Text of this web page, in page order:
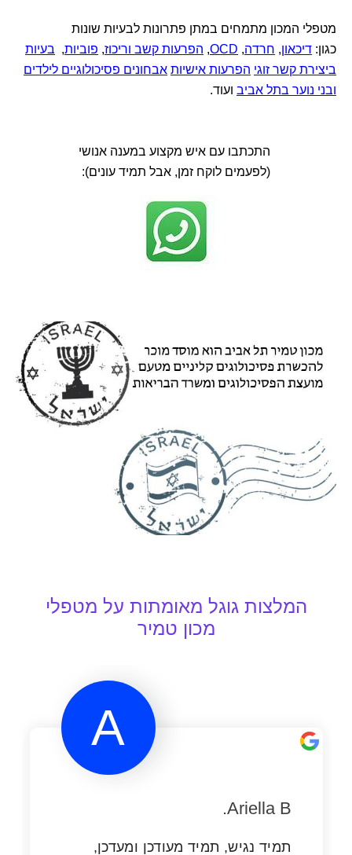
מטפלי המכון מתמחים במתן פתרונות לבעיות שונות
כגון: דיכאון, חרדה,
OCD
, הפרעות קשב וריכוז, פוביות, בעיות
ביצירת קשר זוגי הפרעות אישיות אבחונים פסיכולוגיים לילדים
ובני נוער בתל אביב ועוד.
התכתבו עם איש מקצוע במענה אנושי
(לפעמים לוקח זמן, אבל תמיד עונים):